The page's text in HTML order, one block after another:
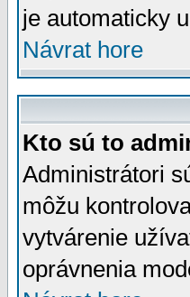
je automaticky
Návrat hore
Kto sú to
Administrátori
môžu
vytvárenie
oprávnenia